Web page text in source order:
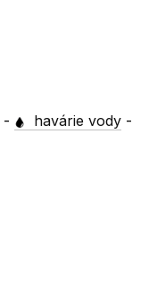
- havárie vody -